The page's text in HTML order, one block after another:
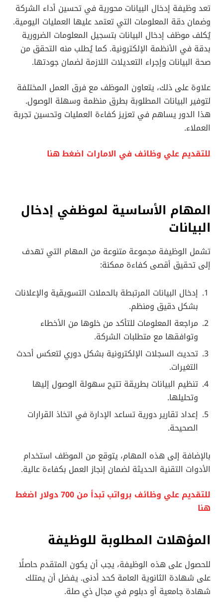
تعد وظيفة إدخال البيانات محورية في تحسين أداء الشركة
وضمان دقة المعلومات التي تعتمد عليها العمليات اليومية.
يُكلف موظف إدخال البيانات بتسجيل المعلومات الضرورية
بدقة في الأنظمة الإلكترونية. كما يُطلب منه التحقق من
صحة البيانات وإجراء التعديلات اللازمة لضمان جودتها.
علاوة على ذلك، يتعاون الموظف مع فرق العمل المختلفة
لتوفير البيانات المطلوبة بطرق منظمة وسهلة الوصول.
هذا الدور يساهم في تعزيز كفاءة العمليات وتحسين تجربة
العملاء.
للتقديم علي وظائف في الامارات اضغط هنا
المهام الأساسية لموظفي إدخال
البيانات
تشمل الوظيفة مجموعة متنوعة من المهام التي تهدف
إلى تحقيق أقصى كفاءة ممكنة:
إدخال البيانات المرتبطة بالحملات التسويقية والإعلانات
بشكل دقيق ومنظم.
مراجعة المعلومات للتأكد من خلوها من الأخطاء
وتوافقها مع متطلبات الشركة.
تحديث السجلات الإلكترونية بشكل دوري لتعكس أحدث
التغيرات.
تنظيم البيانات بطريقة تتيح سهولة الوصول إليها
وتحليلها.
إعداد تقارير دورية تساعد الإدارة في اتخاذ القرارات
الصحيحة.
بالإضافة إلى هذه المهام، يتوقع من الموظف استخدام
الأدوات التقنية الحديثة لضمان إنجاز العمل بكفاءة عالية.
للتقديم علي وظائف برواتب تبدأ من 700 دولار اضغط
هنا
المؤهلات المطلوبة للوظيفة
للحصول على هذه الوظيفة، يجب أن يكون المتقدم حاصلًا
على شهادة الثانوية العامة كحد أدنى. يفضل أن يمتلك
شهادة جامعية أو دبلوم في مجال ذي صلة.